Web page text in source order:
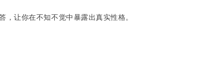
让你在不知不觉中暴露出真实性格。